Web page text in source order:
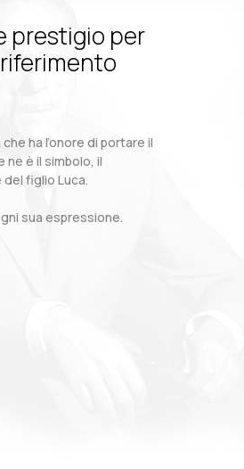
prestigio per
ha l’onore di portare il
è il simbolo, il
figlio Luca.
sua espressione.